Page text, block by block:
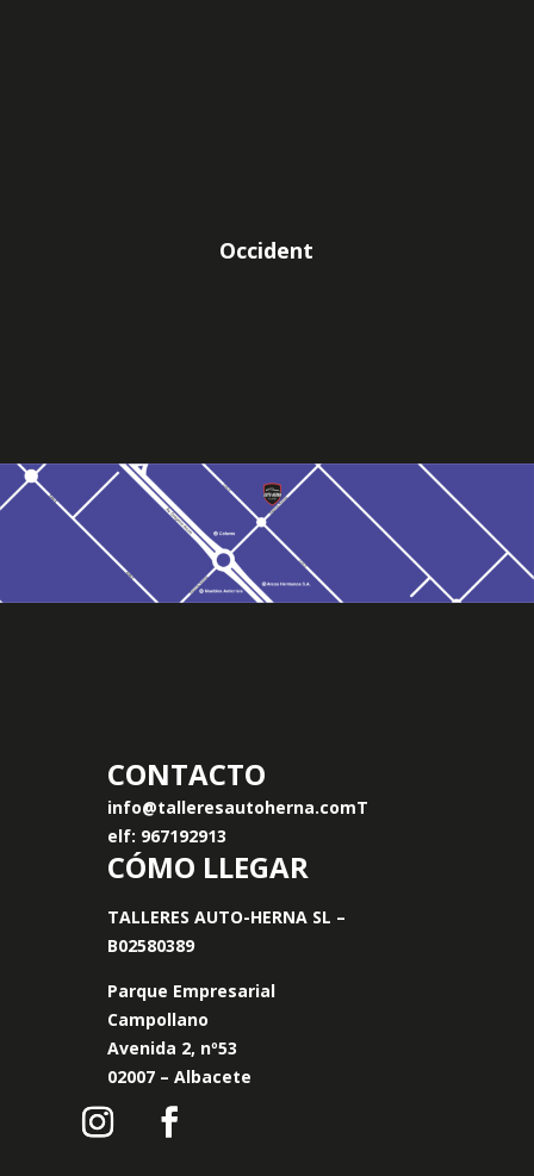
Occident
CONTACTO
info@talleresautoherna.comT
elf: 967192913
CÓMO LLEGAR
TALLERES AUTO-HERNA SL –
B02580389
Parque Empresarial
Campollano
Avenida 2, nº53
02007 – Albacete